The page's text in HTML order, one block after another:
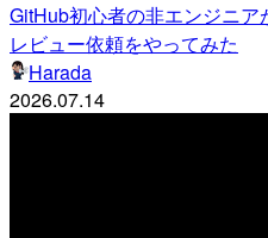
GitHub初心者の非エンジニ
レビュー依頼をやってみた
Harada
2026.07.14